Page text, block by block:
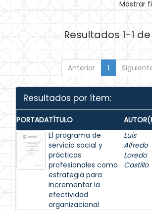
Mostrar
Resultados 1-1 de
Anterior 1
Resultados por ítem:
PORTADATÍTULO
El programa de
servicio social y
prácticas
profesionales como
estrategia para
incrementar la
efectividad
organizacional
Luis
Alfredo
Loredo
Castillo